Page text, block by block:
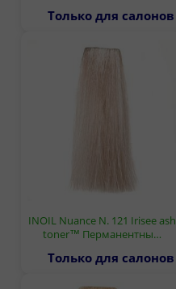
Только для салонов
INOIL Nuance N. 121 Irisee ash
toner™ Перманентны…
Только для салонов